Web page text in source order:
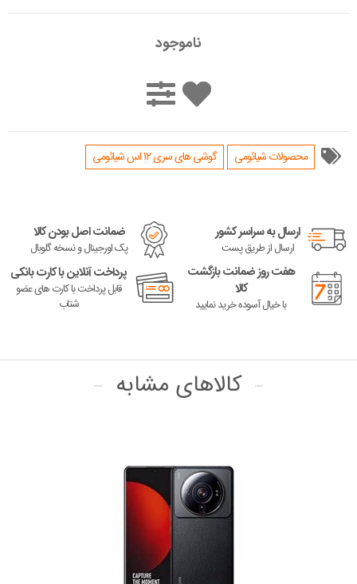
ناموجود
محصولات شیائومی گوشی های سری 12 اس شیائومی
ارسال به سراسر کشور
ارسال از طریق پست
ضمانت اصل بودن کالا
پک اورجینال و نسخه گلوبال
هفت روز ضمانت بازگشت
کالا
با خیال آسوده خرید نمایید
پرداخت آنلاین با کارت بانکی
قابل پرداخت با کارت های عضو
شتاب
کالاهای مشابه